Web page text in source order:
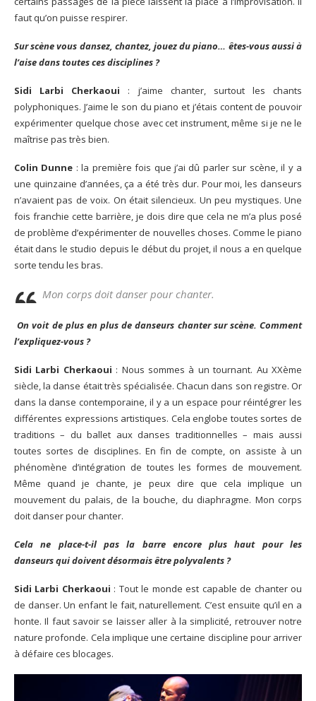
faut qu’on puisse respirer.
Sur scène vous dansez, chantez, jouez du piano… êtes-vous aussi à
l’aise dans toutes ces disciplines ?
Sidi Larbi Cherkaoui : j’aime chanter, surtout les chants
polyphoniques. J’aime le son du piano et j’étais content de pouvoir
expérimenter quelque chose avec cet instrument, même si je ne le
maîtrise pas très bien.
Colin Dunne : la première fois que j’ai dû parler sur scène, il y a
une quinzaine d’années, ça a été très dur. Pour moi, les danseurs
n’avaient pas de voix. On était silencieux. Un peu mystiques. Une
fois franchie cette barrière, je dois dire que cela ne m’a plus posé
de problème d’expérimenter de nouvelles choses. Comme le piano
était dans le studio depuis le début du projet, il nous a en quelque
sorte tendu les bras.
Mon corps doit danser pour chanter.
On voit de plus en plus de danseurs chanter sur scène. Comment
l’expliquez-vous ?
Sidi Larbi Cherkaoui : Nous sommes à un tournant. Au XXème
siècle, la danse était très spécialisée. Chacun dans son registre. Or
dans la danse contemporaine, il y a un espace pour réintégrer les
différentes expressions artistiques. Cela englobe toutes sortes de
traditions – du ballet aux danses traditionnelles – mais aussi
toutes sortes de disciplines. En fin de compte, on assiste à un
phénomène d’intégration de toutes les formes de mouvement.
Même quand je chante, je peux dire que cela implique un
mouvement du palais, de la bouche, du diaphragme. Mon corps
doit danser pour chanter.
Cela ne place-t-il pas la barre encore plus haut pour les
danseurs qui doivent désormais être polyvalents ?
Sidi Larbi Cherkaoui : Tout le monde est capable de chanter ou
de danser. Un enfant le fait, naturellement. C’est ensuite qu’il en a
honte. Il faut savoir se laisser aller à la simplicité, retrouver notre
nature profonde. Cela implique une certaine discipline pour arriver
à défaire ces blocages.